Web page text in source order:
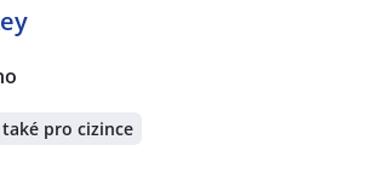
pro cizince